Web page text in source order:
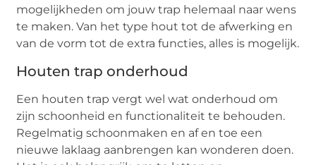
mogelijkheden om jouw trap helemaal naar wens
te maken. Van het type hout tot de afwerking en
van de vorm tot de extra functies, alles is mogelijk.
Houten trap onderhoud
Een houten trap vergt wel wat onderhoud om
zijn schoonheid en functionaliteit te behouden.
Regelmatig schoonmaken en af en toe een
nieuwe laklaag aanbrengen kan wonderen doen.